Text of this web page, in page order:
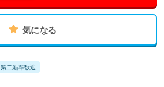
気になる
第二新卒歓迎